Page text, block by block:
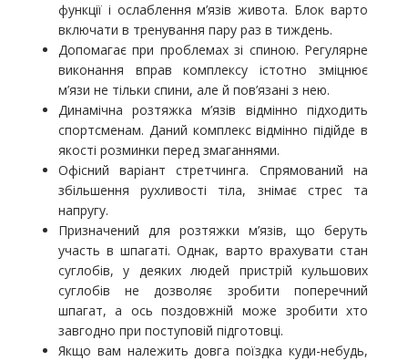
функції і ослаблення м’язів живота. Блок варто
включати в тренування пару раз в тиждень.
Допомагає при проблемах зі спиною. Регулярне
виконання вправ комплексу істотно зміцнює
м’язи не тільки спини, але й пов’язані з нею.
Динамічна розтяжка м’язів відмінно підходить
спортсменам. Даний комплекс відмінно підійде в
якості розминки перед змаганнями.
Офісний варіант стретчинга. Спрямований на
збільшення рухливості тіла, знімає стрес та
напругу.
Призначений для розтяжки м’язів, що беруть
участь в шпагаті. Однак, варто врахувати стан
суглобів, у деяких людей пристрій кульшових
суглобів не дозволяє зробити поперечний
шпагат, а ось поздовжній може зробити хто
завгодно при поступовій підготовці.
Якщо вам належить довга поїздка куди-небудь,